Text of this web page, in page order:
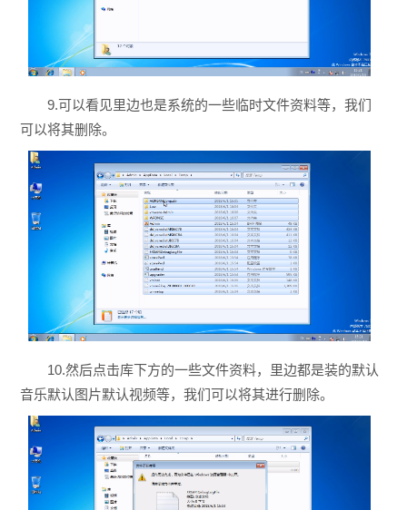
9.可以看见里边也是系统的一些临时文件资料等，我们
可以将其删除。
10.然后点击库下方的一些文件资料，里边都是装的默认
音乐默认图片默认视频等，我们可以将其进行删除。